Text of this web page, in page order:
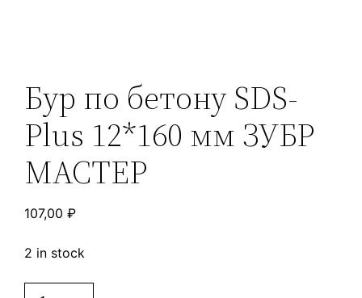
Бур по бетону SDS-
Plus 12*160 мм ЗУБР
МАСТЕР
107,00₽
2 in stock